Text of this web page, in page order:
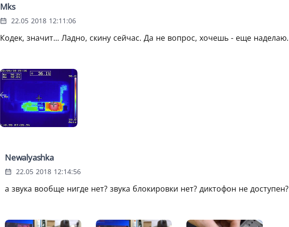
Mks
22.05 2018 12:11:06
Кодек, значит... Ладно, скину сейчас. Да не вопрос, хочешь - еще наделаю.
Newalyashka
22.05 2018 12:14:56
а звука вообще нигде нет? звука блокировки нет? диктофон не доступен?